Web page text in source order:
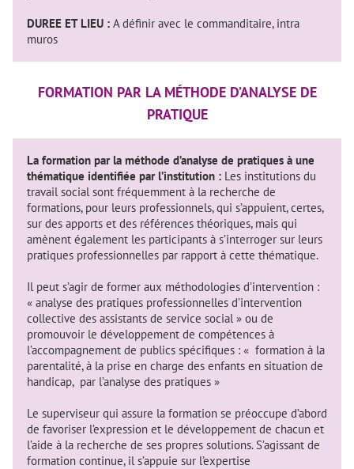
DUREE ET LIEU : A définir avec le commanditaire, intra
muros
FORMATION PAR LA MÉTHODE D’ANALYSE DE
PRATIQUE
La formation par la méthode d’analyse de pratiques à une
thématique identifiée par l’institution : Les institutions du
travail social sont fréquemment à la recherche de
formations, pour leurs professionnels, qui s’appuient, certes,
sur des apports et des références théoriques, mais qui
amènent également les participants à s’interroger sur leurs
pratiques professionnelles par rapport à cette thématique.
Il peut s’agir de former aux méthodologies d’intervention :
« analyse des pratiques professionnelles d’intervention
collective des assistants de service social » ou de
promouvoir le développement de compétences à
l’accompagnement de publics spécifiques : « formation à la
parentalité, à la prise en charge des enfants en situation de
handicap, par l’analyse des pratiques »
Le superviseur qui assure la formation se préoccupe d’abord
de favoriser l’expression et le développement de chacun et
l’aide à la recherche de ses propres solutions. S’agissant de
formation continue, il s’appuie sur l’expertise